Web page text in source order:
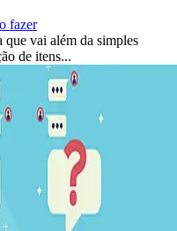
fazer
vai além da simples
de itens...